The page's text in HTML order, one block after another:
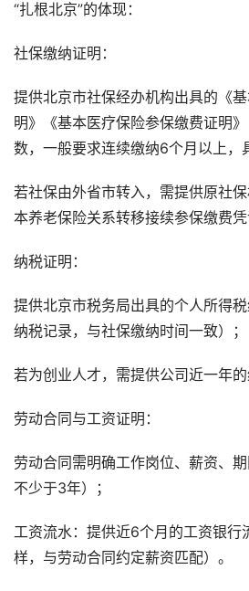
“扎根北京”的体现：
社保缴纳证明：
提供北京市社保经办机构出具的《
明》《基本医疗保险参保缴费证明
数，一般要求连续缴纳6个月以上，
若社保由外省市转入，需提供原社
本养老保险关系转移接续参保缴费凭
纳税证明：
提供北京市税务局出具的个人所得
纳税记录，与社保缴纳时间一致）；
若为创业人才，需提供公司近一年的
劳动合同与工资证明：
劳动合同需明确工作岗位、薪资、
不少于3年）；
工资流水：提供近6个月的工资银行
样，与劳动合同约定薪资匹配）。